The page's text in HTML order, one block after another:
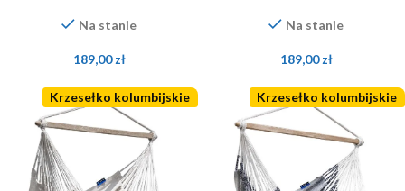
Na stanie
189,00zł
Na stanie
189,00zł
Krzesełko kolumbijskie Krzesełko kolumbijskie